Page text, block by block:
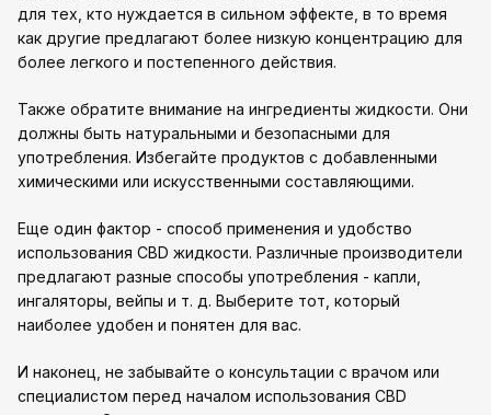
для тех, кто нуждается в сильном эффекте, в то время
как другие предлагают более низкую концентрацию для
более легкого и постепенного действия.
Также обратите внимание на ингредиенты жидкости. Они
должны быть натуральными и безопасными для
употребления. Избегайте продуктов с добавленными
химическими или искусственными составляющими.
Еще один фактор - способ применения и удобство
использования CBD жидкости. Различные производители
предлагают разные способы употребления - капли,
ингаляторы, вейпы и т. д. Выберите тот, который
наиболее удобен и понятен для вас.
И наконец, не забывайте о консультации с врачом или
специалистом перед началом использования CBD